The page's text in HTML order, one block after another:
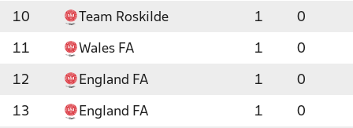
10 Team Roskilde 1 0
11 Wales FA 1 0
12 England FA 1 0
13 England FA 1 0